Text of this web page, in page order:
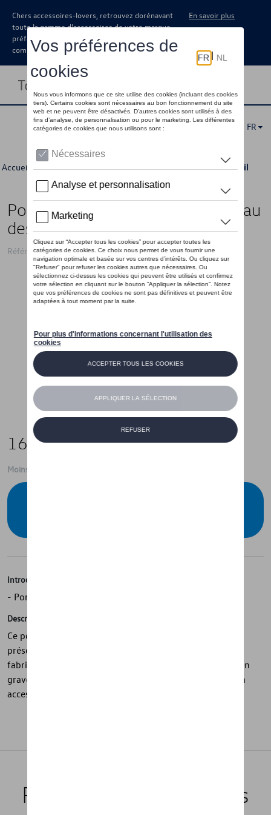
Chers accessoires-lovers, retrouvez dorénavant
toute la gamme d’accessoires de votre marque
préférée sous forme de catalogue à
commander auprès de votre concessionaire.
En savoir plus
Toggle navigation
FR
Accueil >Pour vous >Dernière chance >Accessoires > Détail
Porte-clés VW avec décapsuleur au
design Coccinelle
Référence: 1K6087010A
16,00 €
Moins de 5 pcs disponibles.
Introduction
- Porte-clés avec décapsuleur au design Coccinelle
Description
Ce porte-clés avec décapsuleur en forme de Coccinelle
présente une vue avant de la Kever en bleu clair. Il est
fabriqué en acier et comporte une inscription Volkswagen
gravée. Avec ses dimensions de 85 x 55 x 5 mm, c’est un
accessoire pratique et élégant.
Produits recommandés